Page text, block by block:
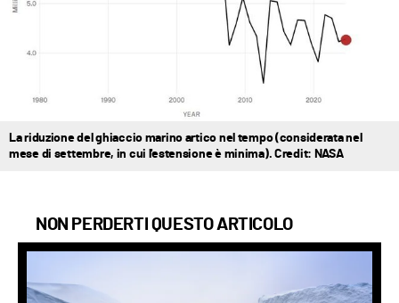
La riduzione del ghiaccio marino artico nel tempo (considerata nel
mese di settembre, in cui l'estensione è minima). Credit: NASA
NON PERDERTI QUESTO ARTICOLO